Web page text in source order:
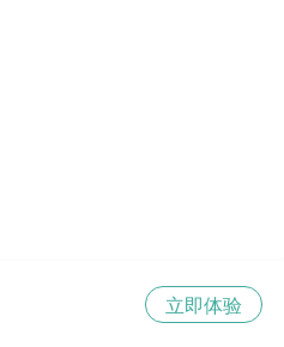
立即体验